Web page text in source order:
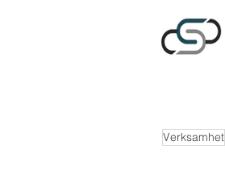
Verksamhet